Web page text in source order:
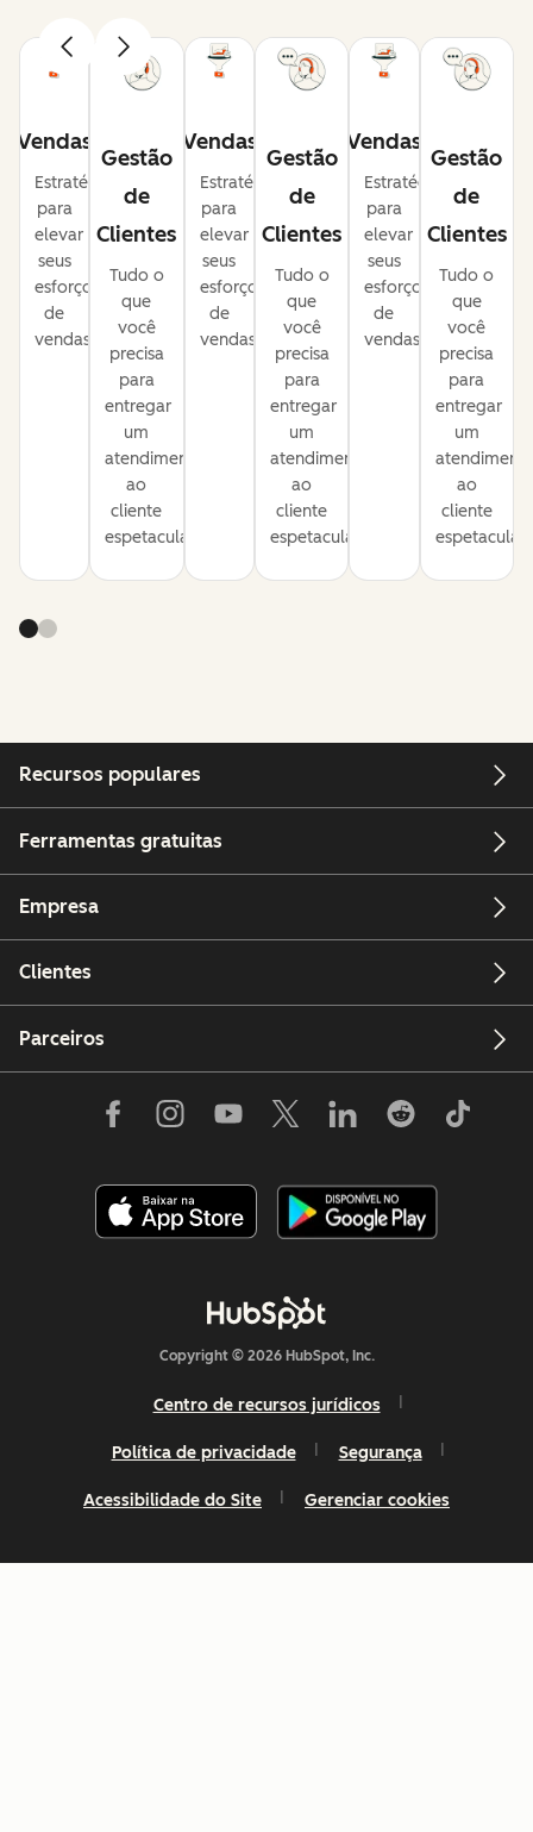
Vendas
Estratégias
para
elevar
seus
esforços
de
vendas.
Gestão
de
Clientes
Tudo o
que
você
precisa
para
entregar
um
atendimento
ao
cliente
espetacular.
Vendas
Estratégias
para
elevar
seus
esforços
de
vendas.
Gestão
de
Clientes
Tudo o
que
você
precisa
para
entregar
um
atendimento
ao
cliente
espetacular.
Vendas
Estratégias
para
elevar
seus
esforços
de
vendas.
Gestão
de
Clientes
Tudo o
que
você
precisa
para
entregar
um
ao
cliente
espetacular.
Recursos populares
Ferramentas gratuitas
Empresa
Clientes
Parceiros
Copyright © 2026 HubSpot, Inc.
Centro de recursos jurídicos
Política de privacidade Segurança
Acessibilidade do Site Gerenciar cookies